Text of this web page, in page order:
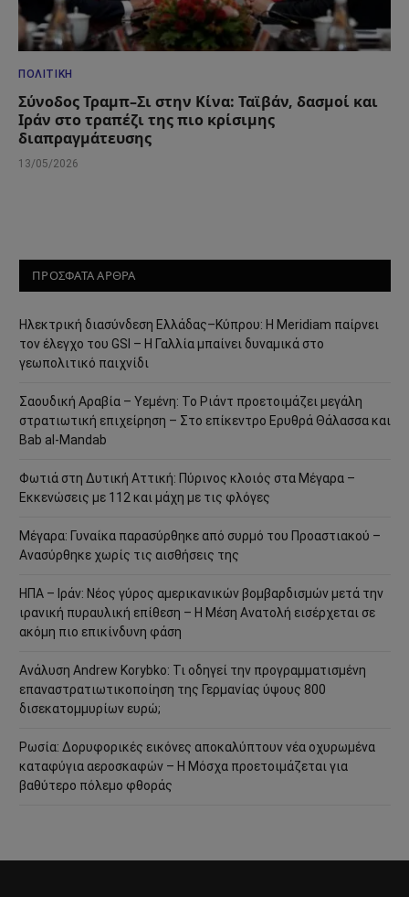
ΠΟΛΙΤΙΚΉ
Σύνοδος Τραμπ–Σι στην Κίνα: Ταϊβάν, δασμοί και
Ιράν στο τραπέζι της πιο κρίσιμης
διαπραγμάτευσης
13/05/2026
ΠΡΟΣΦΑΤΑ ΑΡΘΡΑ
Ηλεκτρική διασύνδεση Ελλάδας–Κύπρου: Η Meridiam παίρνει
τον έλεγχο του GSI – Η Γαλλία μπαίνει δυναμικά στο
γεωπολιτικό παιχνίδι
Σαουδική Αραβία – Υεμένη: Το Ριάντ προετοιμάζει μεγάλη
στρατιωτική επιχείρηση – Στο επίκεντρο Ερυθρά Θάλασσα και
Bab al-Mandab
Φωτιά στη Δυτική Αττική: Πύρινος κλοιός στα Μέγαρα –
Εκκενώσεις με 112 και μάχη με τις φλόγες
Μέγαρα: Γυναίκα παρασύρθηκε από συρμό του Προαστιακού –
Ανασύρθηκε χωρίς τις αισθήσεις της
ΗΠΑ – Ιράν: Νέος γύρος αμερικανικών βομβαρδισμών μετά την
ιρανική πυραυλική επίθεση – Η Μέση Ανατολή εισέρχεται σε
ακόμη πιο επικίνδυνη φάση
Ανάλυση Andrew Korybko: Τι οδηγεί την προγραμματισμένη
επαναστρατιωτικοποίηση της Γερμανίας ύψους 800
δισεκατομμυρίων ευρώ;
Ρωσία: Δορυφορικές εικόνες αποκαλύπτουν νέα οχυρωμένα
καταφύγια αεροσκαφών – Η Μόσχα προετοιμάζεται για
βαθύτερο πόλεμο φθοράς